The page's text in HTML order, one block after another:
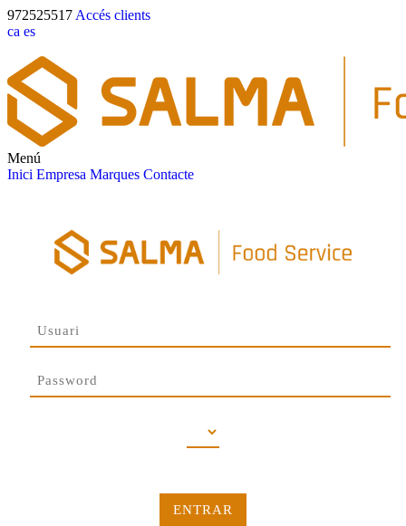
972525517 Accés clients
ca es
Menú
Inici Empresa Marques Contacte
ENTRAR